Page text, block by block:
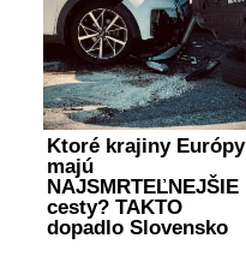
Ktoré krajiny Európy
majú
NAJSMRTEĽNEJŠIE
cesty? TAKTO
dopadlo Slovensko